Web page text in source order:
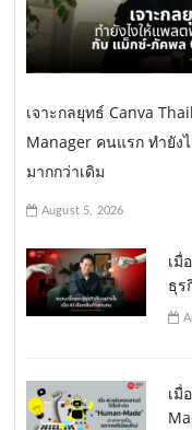
เจาะกลยุทธ์ Canva
Manager คนแรก ทำยัง
มากกว่าเดิม
August 5, 2026
เมื่
ธุร
เมื่